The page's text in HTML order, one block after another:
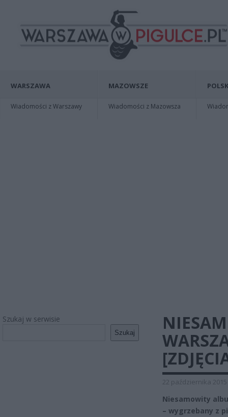
WARSZAWA
Wiadomości z Warszawy
MAZOWSZE
Wiadomości z Mazowsza
Szukaj w serwisie
Szukaj
22 października 2015
Niesamowity
– wygrzebany z